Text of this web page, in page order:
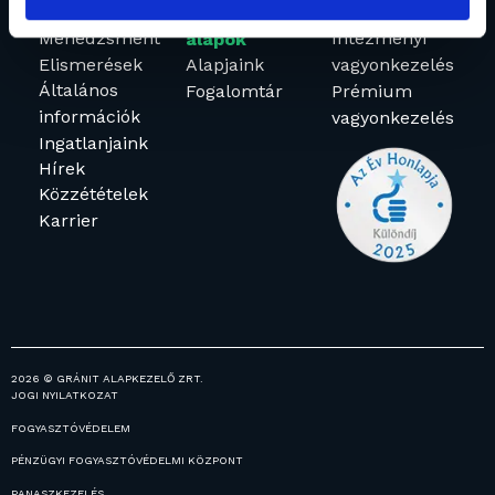
Menedzsment
Elismerések
Általános
információk
Ingatlanjaink
Hírek
Közzétételek
Karrier
alapok
Alapjaink
Fogalomtár
Intézményi
vagyonkezelés
Prémium
vagyonkezelés
2026 © GRÁNIT ALAPKEZELŐ ZRT.
JOGI NYILATKOZAT
FOGYASZTÓVÉDELEM
PÉNZÜGYI FOGYASZTÓVÉDELMI KÖZPONT